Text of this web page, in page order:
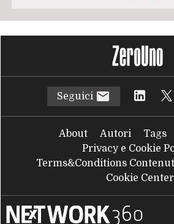
Seguici
About Autori Tags
Privacy e Cookie
Terms&Conditions
Cookie Center